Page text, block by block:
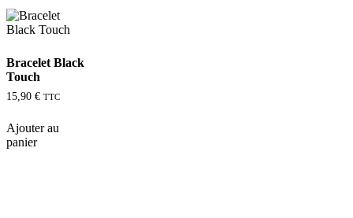
Bracelet Black
Touch
15,90 € TTC
Ajouter au
panier